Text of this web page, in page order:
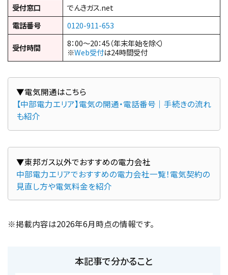
受付窓口
でんきガス.net
電話番号
0120-911-653
受付時間
8：00～20：45（年末年始を除く）
※Web受付は24時間受付
【中部電力エリア】電気の開通・電話番号｜手続きの流れ
も紹介
中部電力エリアでおすすめの電力会社一覧！電気契約の
見直し方や電気料金を紹介
※掲載内容は2026年6月時点の情報です。
本記事で分かること